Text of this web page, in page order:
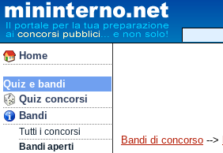
Home
Quiz e bandi
Quiz concorsi
Bandi
Tutti i concorsi
Bandi aperti
Bandi di concorso -->